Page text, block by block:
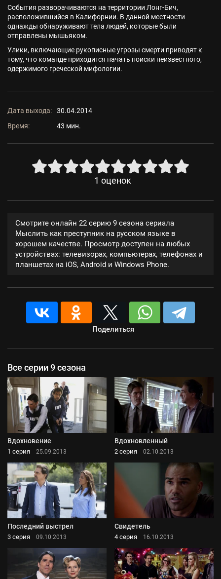
События разворачиваются на территории Лонг-Бич,
расположившийся в Калифорнии. В данной местности
однажды обнаруживают тела людей, которые были
отправлены мышьяком.
Улики, включающие рукописные угрозы смерти приводят к
тому, что команде приходится начать поиски неизвестного,
одержимого греческой мифологии.
Дата выхода:
30.04.2014
Время:
43 мин.
1 оценок
Смотрите онлайн 22 серию 9 сезона сериала
Мыслить как преступник на русском языке в
хорошем качестве. Просмотр доступен на любых
устройствах: телевизорах, компьютерах, телефонах и
планшетах на iOS, Android и Windows Phone.
Поделиться
Все серии 9 сезона
Вдохновение
1 серия 25.09.2013
Вдохновленный
2 серия 02.10.2013
Последний выстрел
3 серия 09.10.2013
Свидетель
4 серия 16.10.2013